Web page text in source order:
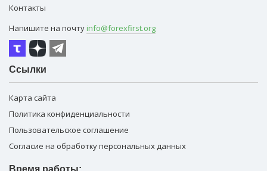
Контакты
Напишите на почту info@forexfirst.org
Ссылки
Карта сайта
Политика конфиденциальности
Пользовательское соглашение
Согласие на обработку персональных данных
Время работы: